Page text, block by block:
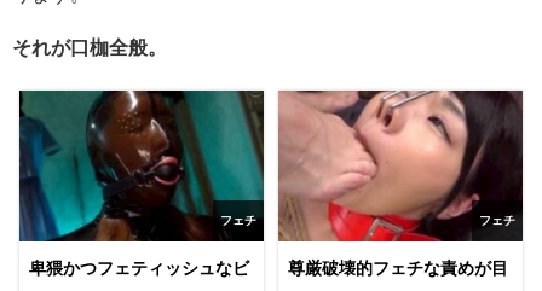
それが口枷全般。
フェチ
卑猥かつフェティッシュなビ
フェチ
尊厳破壊的フェチな責めが目